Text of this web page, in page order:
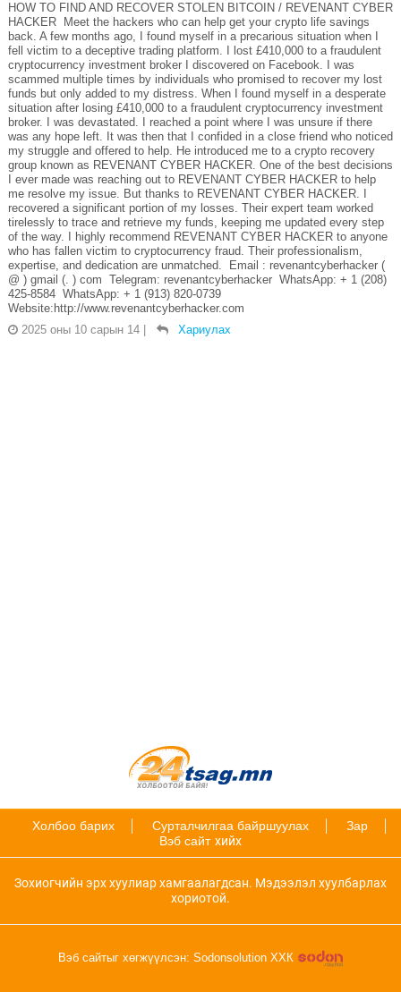
HOW TO FIND AND RECOVER STOLEN BITCOIN / REVENANT CYBER
HACKER Meet the hackers who can help get your crypto life savings
back. A few months ago, I found myself in a precarious situation when I
fell victim to a deceptive trading platform. I lost £410,000 to a fraudulent
cryptocurrency investment broker I discovered on Facebook. I was
scammed multiple times by individuals who promised to recover my lost
funds but only added to my distress. When I found myself in a desperate
situation after losing £410,000 to a fraudulent cryptocurrency investment
broker. I was devastated. I reached a point where I was unsure if there
was any hope left. It was then that I confided in a close friend who noticed
my struggle and offered to help. He introduced me to a crypto recovery
group known as REVENANT CYBER HACKER. One of the best decisions
I ever made was reaching out to REVENANT CYBER HACKER to help
me resolve my issue. But thanks to REVENANT CYBER HACKER. I
recovered a significant portion of my losses. Their expert team worked
tirelessly to trace and retrieve my funds, keeping me updated every step
of the way. I highly recommend REVENANT CYBER HACKER to anyone
who has fallen victim to cryptocurrency fraud. Their professionalism,
expertise, and dedication are unmatched. Email : revenantcyberhacker (
@ ) gmail (. ) com Telegram: revenantcyberhacker WhatsApp: + 1 (208)
425-8584 WhatsApp: + 1 (913) 820-0739
Website:http://www.revenantcyberhacker.com
2025 оны 10 сарын 14
Хариулах
Холбоо барих Сурталчилгаа байршуулах
Зар
Вэб сайт хийх
Зохиогчийн эрх хуулиар хамгаалагдсан. Мэдээлэл хуулбарлах
хориотой.
Вэб сайтыг хөгжүүлсэн: Sodonsolution ХХК